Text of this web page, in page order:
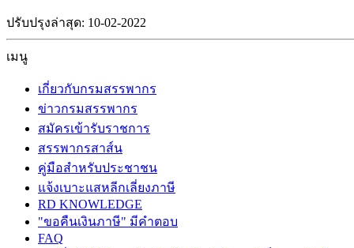
ปรับปรุงล่าสุด: 10-02-2022
เมนู
เกี่ยวกับกรมสรรพากร
ข่าวกรมสรรพากร
สมัครเข้ารับราชการ
สรรพากรสาส์น
คู่มือสำหรับประชาชน
แจ้งเบาะแสหลีกเลี่ยงภาษี
RD KNOWLEDGE
"ขอคืนเงินภาษี" มีคำตอบ
FAQ